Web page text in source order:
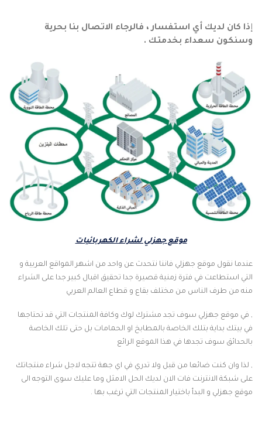
إذا كان لديك أي استفسار ، فالرجاء الاتصال بنا بحرية
وسنكون سعداء بخدمتك .
موقع جهزلي لشراء الكهربائيات
عندما نقول موقع جهزلي فاننا نتحدث عن واحد من اشهر المواقع العربية و
التي استطاعت في فترة زمنية قصيرة جدا تحقيق اقبال كبير جدا على الشراء
منه من طرف الناس من مختلف بقاع و قطاع العالم العربي
, في موقع جهزلي سوف تجد مشترك لوك وكافة المنتجات التي قد تحتاجها
في بيتك بداية بتلك الخاصة بالمطابخ او الحمامات بل حتى تلك الخاصة
بالحدائق سوف تجدها في هذا الموقع الرائع
, لذا وان كنت ضائعا من قبل ولا تدري في اي جهة تتجه لاجل شراء منتجاتك
على شبكة الانترنت فات الان لديك الحل الامثل وما عليك سوى التوجه الى
موقع جهزلي و البدأ باختيار المنتجات التي ترغب بها .